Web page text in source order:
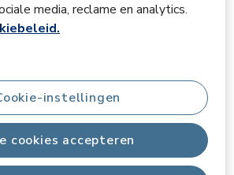
media, reclame en analytics.
cookies accepteren
instellingen
begin en bij de andere begon het
dat de bekleding te klein is als de
Het is erg vervelend om bij elke
weer vast te moeten maken. Om
de stoel niet kopen. Los daarvan